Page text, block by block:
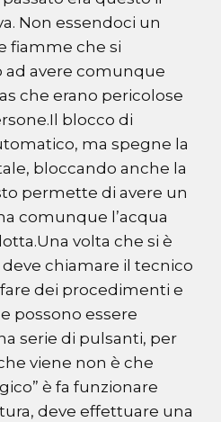
Non essendoci un
fiamme che si
avere comunque
che erano pericolose
blocco di
ma spegne la
bloccando anche la
permette di avere un
comunque l’acqua
volta che si è
chiamare il tecnico
dei procedimenti e
possono essere
serie di pulsanti, per
viene non è che
è fa funzionare
deve effettuare una